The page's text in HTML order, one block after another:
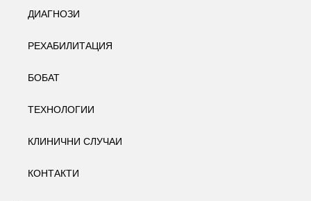
ДИАГНОЗИ
РЕХАБИЛИТАЦИЯ
БОБАТ
ТЕХНОЛОГИИ
КЛИНИЧНИ СЛУЧАИ
КОНТАКТИ